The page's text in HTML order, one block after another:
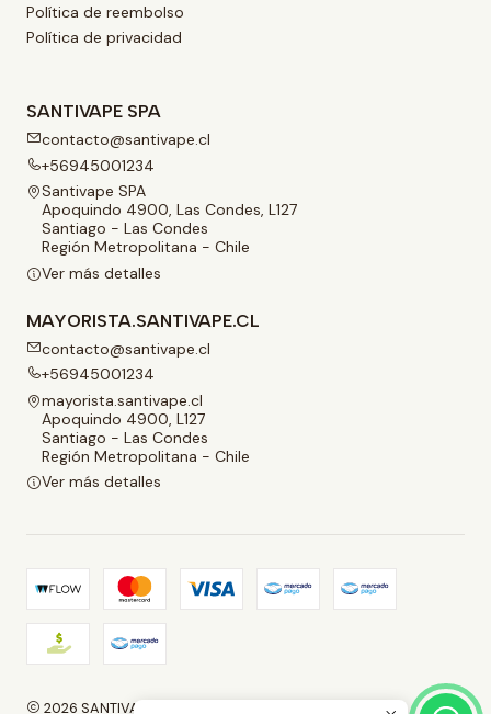
Política de reembolso
Política de privacidad
SANTIVAPE SPA
contacto@santivape.cl
+56945001234
Santivape SPA
Apoquindo 4900, Las Condes, L127
Santiago - Las Condes
Región Metropolitana - Chile
Ver más detalles
MAYORISTA.SANTIVAPE.CL
contacto@santivape.cl
+56945001234
mayorista.santivape.cl
Apoquindo 4900, L127
Santiago - Las Condes
Región Metropolitana - Chile
Ver más detalles
2026 SANTIVAPE.